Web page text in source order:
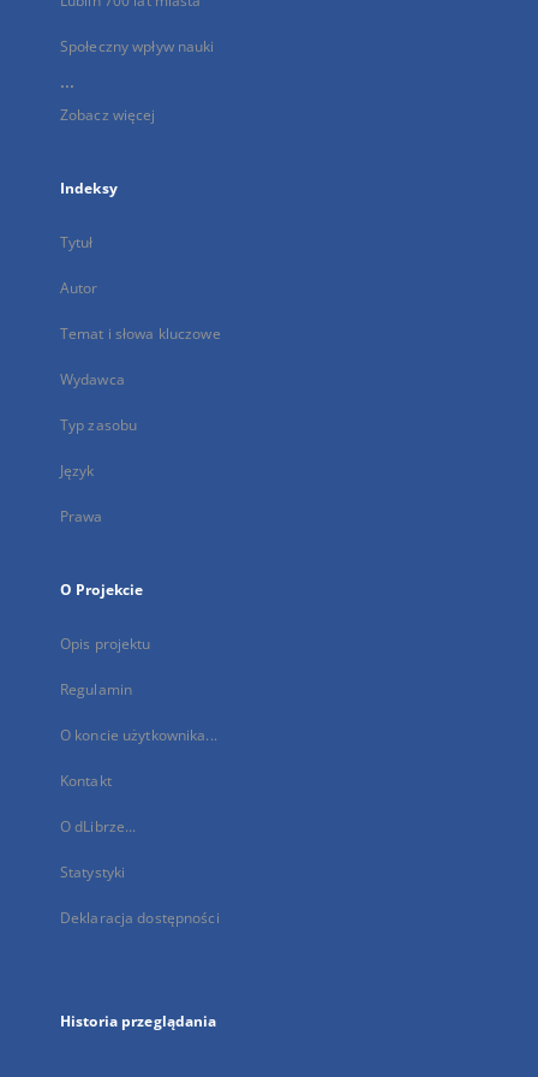
Społeczny wpływ nauki
...
Zobacz więcej
Indeksy
Tytuł
Autor
Temat i słowa kluczowe
Wydawca
Typ zasobu
Język
Prawa
O Projekcie
Opis projektu
Regulamin
O koncie użytkownika...
Kontakt
O dLibrze...
Statystyki
Deklaracja dostępności
Historia przeglądania